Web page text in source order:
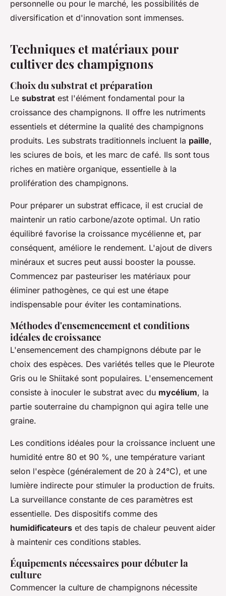
personnelle ou pour le marché, les possibilités de
diversification et d'innovation sont immenses.
Techniques et matériaux pour
cultiver des champignons
Choix du substrat et préparation
Le substrat est l'élément fondamental pour la
croissance des champignons. Il offre les nutriments
essentiels et détermine la qualité des champignons
produits. Les substrats traditionnels incluent la paille,
les sciures de bois, et les marc de café. Ils sont tous
riches en matière organique, essentielle à la
prolifération des champignons.
Pour préparer un substrat efficace, il est crucial de
maintenir un ratio carbone/azote optimal. Un ratio
équilibré favorise la croissance mycélienne et, par
conséquent, améliore le rendement. L'ajout de divers
minéraux et sucres peut aussi booster la pousse.
Commencez par pasteuriser les matériaux pour
éliminer pathogènes, ce qui est une étape
indispensable pour éviter les contaminations.
Méthodes d'ensemencement et conditions
idéales de croissance
L'ensemencement des champignons débute par le
choix des espèces. Des variétés telles que le Pleurote
Gris ou le Shiitaké sont populaires. L'ensemencement
consiste à inoculer le substrat avec du mycélium, la
partie souterraine du champignon qui agira telle une
graine.
Les conditions idéales pour la croissance incluent une
humidité entre 80 et 90 %, une température variant
selon l'espèce (généralement de 20 à 24°C), et une
lumière indirecte pour stimuler la production de fruits.
La surveillance constante de ces paramètres est
essentielle. Des dispositifs comme des
humidificateurs et des tapis de chaleur peuvent aider
à maintenir ces conditions stables.
Équipements nécessaires pour débuter la
culture
Commencer la culture de champignons nécessite